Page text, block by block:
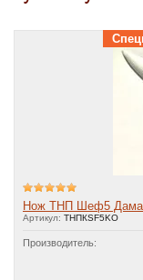
Нож ТНП Шеф5
Артикул: ТНПКSF5KO
Производитель: